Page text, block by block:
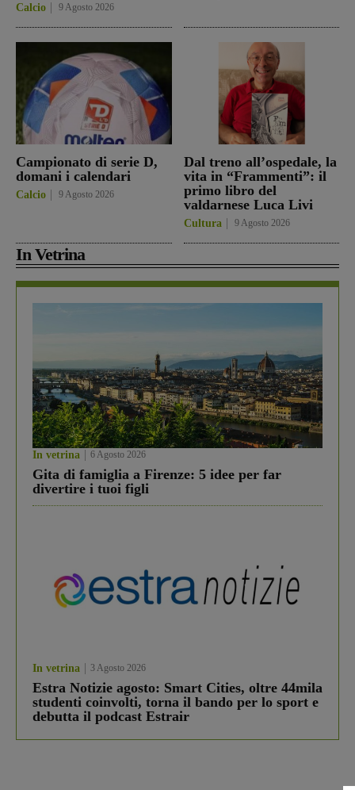
Calcio 9 Agosto 2026
Campionato di serie D,
domani i calendari
Calcio 9 Agosto 2026
Dal treno all’ospedale, la
vita in “Frammenti”: il
primo libro del
valdarnese Luca Livi
Cultura 9 Agosto 2026
In Vetrina
In vetrina 6 Agosto 2026
Gita di famiglia a Firenze: 5 idee per far
divertire i tuoi figli
In vetrina 3 Agosto 2026
Estra Notizie agosto: Smart Cities, oltre 44mila
studenti coinvolti, torna il bando per lo sport e
debutta il podcast Estrair